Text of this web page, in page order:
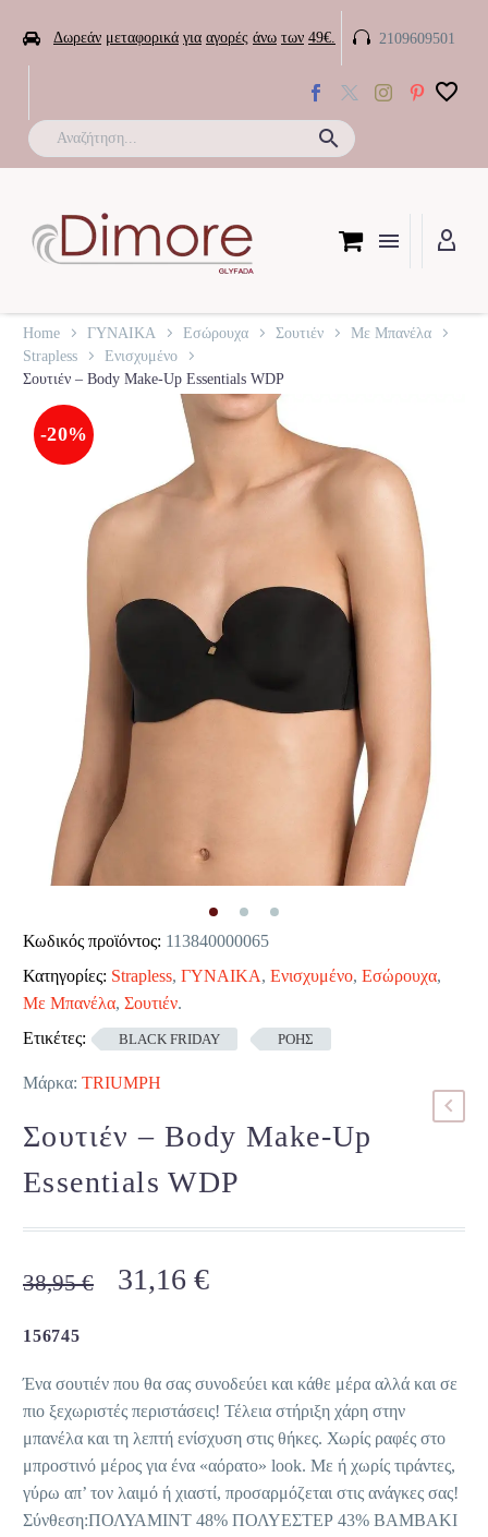
 Δωρεάν μεταφορικά για αγορές άνω των 49€. 
 2109609501
Home ΓΥΝΑΙΚΑ Εσώρουχα Σουτιέν
Με Μπανέλα
Strapless
Ενισχυμένο
Σουτιέν – Body Make-Up Essentials WDP
-20%
Κωδικός προϊόντος: 113840000065
Κατηγορίες: Strapless, ΓΥΝΑΙΚΑ, Ενισχυμένο, Εσώρουχα,
Με Μπανέλα, Σουτιέν.
Ετικέτες:
BLACK FRIDAY ΡΟΗΣ
Μάρκα: TRIUMPH
Σουτιέν – Body Make-Up
Essentials WDP
38,95€
Original
38,95 €.
31,16 €Η
είναι:
31,16 €.
156745
Ένα σουτιέν που θα σας συνοδεύει και κάθε μέρα αλλά και σε
πιο ξεχωριστές περιστάσεις! Τέλεια στήριξη χάρη στην
μπανέλα και τη λεπτή ενίσχυση στις θήκες. Χωρίς ραφές στο
μπροστινό μέρος για ένα «αόρατο» look. Με ή χωρίς τιράντες,
γύρω απ’ τον λαιμό ή χιαστί, προσαρμόζεται στις ανάγκες σας!
Σύνθεση:ΠΟΛΥΑΜΙΝΤ 48% ΠΟΛΥΕΣΤΕΡ 43% ΒΑΜΒΑΚΙ